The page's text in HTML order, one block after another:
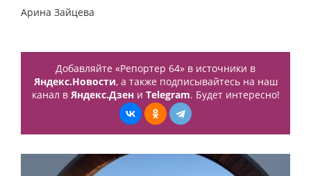
Арина Зайцева
Добавляйте «Репортер 64» в источники в
Яндекс.Новости, а также подписывайтесь на наш
канал в Яндекс.Дзени Telegram. Будет интересно!